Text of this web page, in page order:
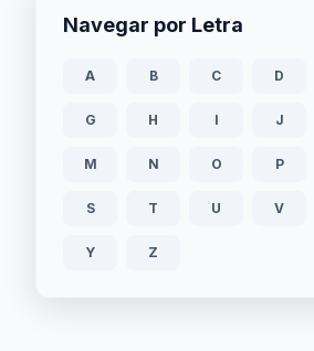
Navegar por Letra
A B C D
G H I J
M N O P
S T U V
Y Z